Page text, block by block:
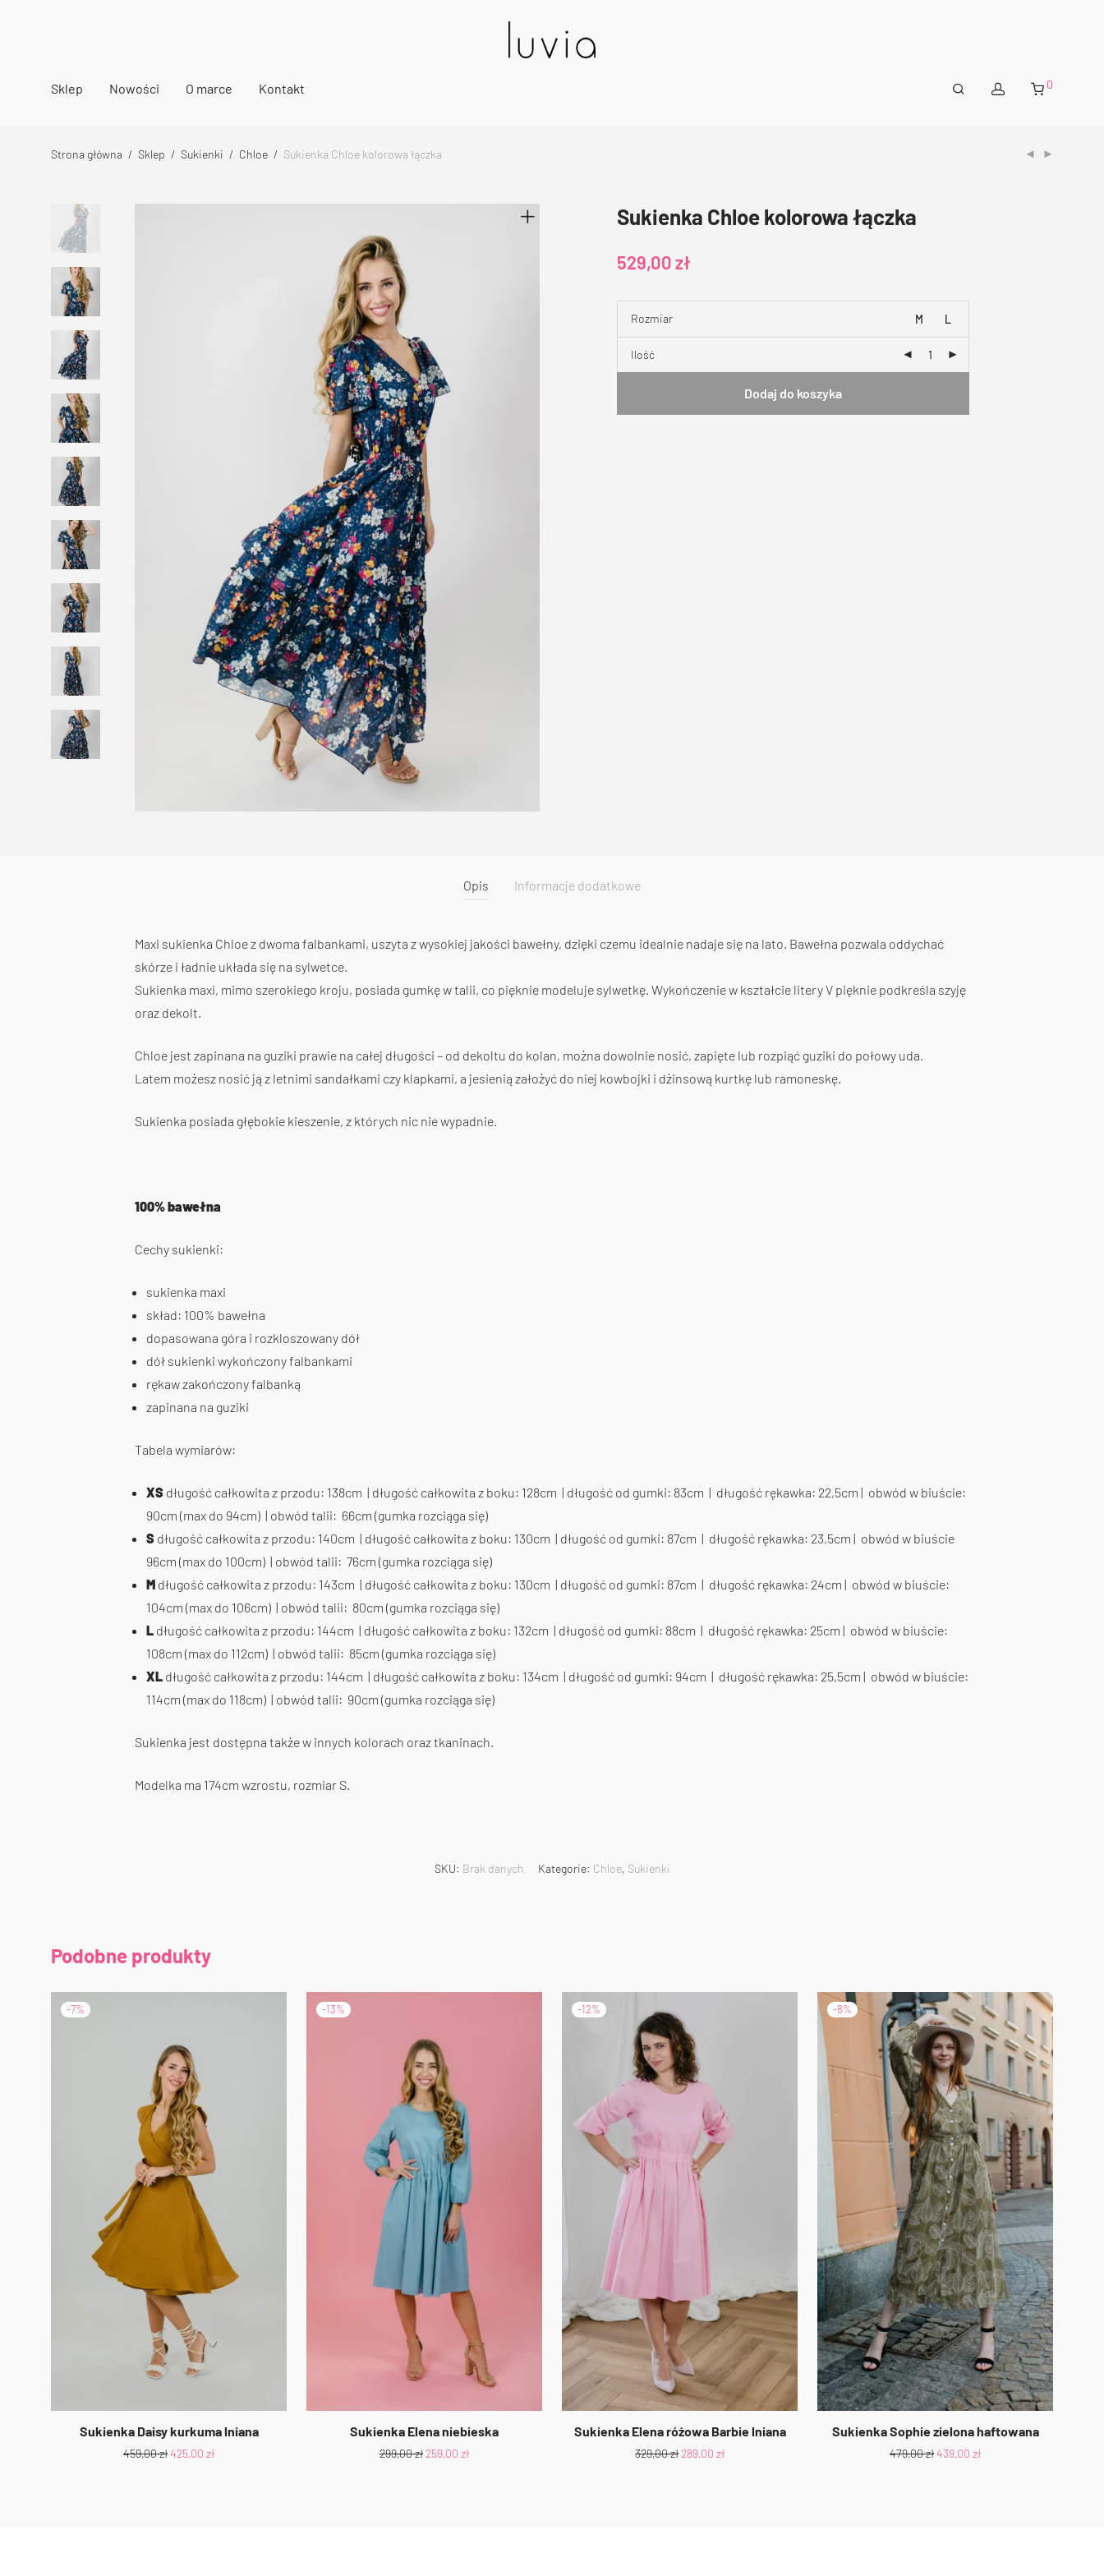
Sklep Nowości O marce Kontakt 0
Strona główna / Sklep / Sukienki / Chloe / Sukienka Chloe kolorowa łączka
Sukienka Chloe kolorowa łączka
529,00zł
Rozmiar M L
Ilość
Dodaj do koszyka
Opis Informacje dodatkowe
Maxi sukienka Chloe z dwoma falbankami, uszyta z wysokiej jakości bawełny, dzięki czemu idealnie nadaje się na lato. Bawełna pozwala oddychać
skórze i ładnie układa się na sylwetce.
Sukienka maxi, mimo szerokiego kroju, posiada gumkę w talii, co pięknie modeluje sylwetkę. Wykończenie w kształcie litery V pięknie podkreśla szyję
oraz dekolt.
Chloe jest zapinana na guziki prawie na całej długości – od dekoltu do kolan, można dowolnie nosić, zapięte lub rozpiąć guziki do połowy uda.
Latem możesz nosić ją z letnimi sandałkami czy klapkami, a jesienią założyć do niej kowbojki i dżinsową kurtkę lub ramoneskę.
Sukienka posiada głębokie kieszenie, z których nic nie wypadnie.
100% bawełna
Cechy sukienki:
sukienka maxi
skład: 100% bawełna
dopasowana góra i rozkloszowany dół
dół sukienki wykończony falbankami
rękaw zakończony falbanką
zapinana na guziki
Tabela wymiarów:
XS długość całkowita z przodu: 138cm | długość całkowita z boku: 128cm | długość od gumki: 83cm | długość rękawka: 22,5cm | obwód w biuście:
90cm (max do 94cm) | obwód talii: 66cm (gumka rozciąga się)
S długość całkowita z przodu: 140cm | długość całkowita z boku: 130cm | długość od gumki: 87cm | długość rękawka: 23,5cm | obwód w biuście
96cm (max do 100cm) | obwód talii: 76cm (gumka rozciąga się)
M długość całkowita z przodu: 143cm | długość całkowita z boku: 130cm | długość od gumki: 87cm | długość rękawka: 24cm | obwód w biuście:
104cm (max do 106cm) | obwód talii: 80cm (gumka rozciąga się)
L długość całkowita z przodu: 144cm | długość całkowita z boku: 132cm | długość od gumki: 88cm | długość rękawka: 25cm | obwód w biuście:
108cm (max do 112cm) | obwód talii: 85cm (gumka rozciąga się)
XL długość całkowita z przodu: 144cm | długość całkowita z boku: 134cm | długość od gumki: 94cm | długość rękawka: 25,5cm | obwód w biuście:
114cm (max do 118cm) | obwód talii: 90cm (gumka rozciąga się)
Sukienka jest dostępna także w innych kolorach oraz tkaninach.
Modelka ma 174cm wzrostu, rozmiar S.
SKU: Brak danych Kategorie: Chloe, Sukienki
Podobne produkty
-7%
Sukienka Daisy kurkuma lniana
459,00zł425,00 zł
-13%
Sukienka Elena niebieska
299,00zł 259,00 zł
-12%
Sukienka Elena różowa Barbie lniana
329,00zł 289,00 zł
-8%
Sukienka Sophie zielona haftowana
479,00zł439,00 zł